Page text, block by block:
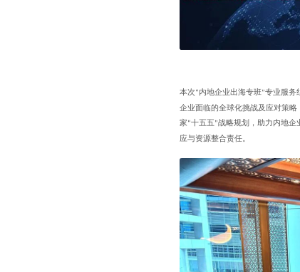
本次“内地企业出海专班”专业服务
企业面临的全球化挑战及应对策
家“十五五”战略规划，助力内地企
应与资源整合责任。